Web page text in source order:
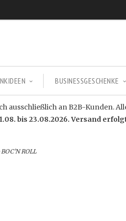
BUSINESSGESCHENKE
ausschließlich an B2B-Kunden.
bis 23.08.2026. Versand
ROLL